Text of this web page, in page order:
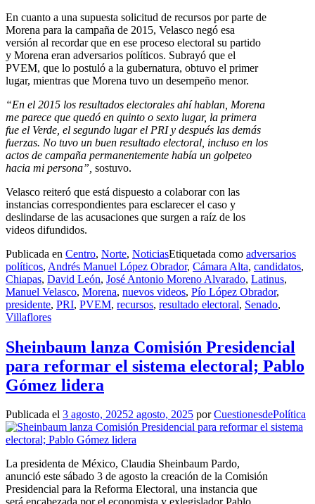
En cuanto a una supuesta solicitud de recursos por parte de
Morena para la campaña de 2015, Velasco negó esa
versión al recordar que en ese proceso electoral su partido
y Morena eran adversarios políticos. Subrayó que el
PVEM, que lo postuló a la gubernatura, obtuvo el primer
lugar, mientras que Morena tuvo un desempeño menor.
“En el 2015 los resultados electorales ahí hablan, Morena
me parece que quedó en quinto o sexto lugar, la primera
fue el Verde, el segundo lugar el PRI y después las demás
fuerzas. No tuvo un buen resultado electoral, incluso en los
actos de campaña permanentemente había un golpeteo
hacia mi persona”, sostuvo.
Velasco reiteró que está dispuesto a colaborar con las
instancias correspondientes para esclarecer el caso y
deslindarse de las acusaciones que surgen a raíz de los
videos difundidos.
Publicada en Centro, Norte, NoticiasEtiquetada como adversarios
políticos, Andrés Manuel López Obrador, Cámara Alta, candidatos,
Chiapas, David León, José Antonio Moreno Alvarado, Latinus,
Manuel Velasco, Morena, nuevos videos, Pío López Obrador,
presidente, PRI, PVEM, recursos, resultado electoral, Senado,
Villaflores
Sheinbaum lanza Comisión Presidencial
para reformar el sistema electoral; Pablo
Gómez lidera
Publicada el 3 agosto, 20252 agosto, 2025 porCuestionesdePolítica
La presidenta de México, Claudia Sheinbaum Pardo,
anunció este sábado 3 de agosto la creación de la Comisión
Presidencial para la Reforma Electoral, una instancia que